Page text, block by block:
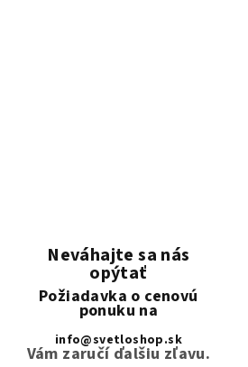
Neváhajte sa nás
opýtať
Požiadavka o cenovú
ponuku na
info@svetloshop.sk
Vám zaručí ďalšiu zľavu.